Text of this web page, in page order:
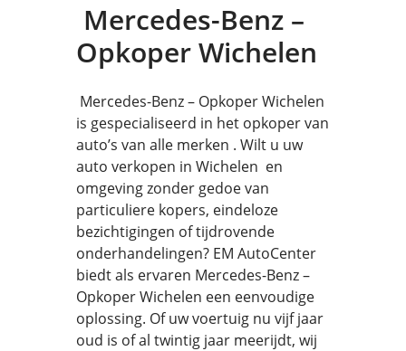
Mercedes-Benz –
Opkoper Wichelen
Mercedes-Benz – Opkoper Wichelen
is gespecialiseerd in het opkoper van
auto’s van alle merken . Wilt u uw
auto verkopen in Wichelen en
omgeving zonder gedoe van
particuliere kopers, eindeloze
bezichtigingen of tijdrovende
onderhandelingen? EM AutoCenter
biedt als ervaren Mercedes-Benz –
Opkoper Wichelen een eenvoudige
oplossing. Of uw voertuig nu vijf jaar
oud is of al twintig jaar meerijdt, wij